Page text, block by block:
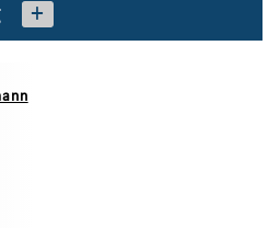
+